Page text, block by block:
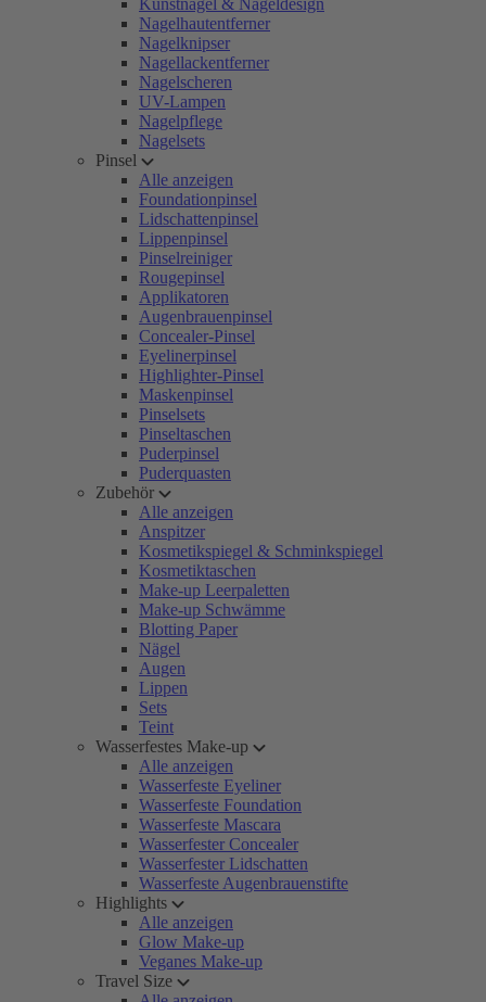
Kunstnägel & Nageldesign
Nagelhautentferner
Nagelknipser
Nagellackentferner
Nagelscheren
UV-Lampen
Nagelpflege
Nagelsets
Pinsel
Alle anzeigen
Foundationpinsel
Lidschattenpinsel
Lippenpinsel
Pinselreiniger
Rougepinsel
Applikatoren
Augenbrauenpinsel
Concealer-Pinsel
Eyelinerpinsel
Highlighter-Pinsel
Maskenpinsel
Pinselsets
Pinseltaschen
Puderpinsel
Puderquasten
Zubehör
Alle anzeigen
Anspitzer
Kosmetikspiegel & Schminkspiegel
Kosmetiktaschen
Make-up Leerpaletten
Make-up Schwämme
Blotting Paper
Nägel
Augen
Lippen
Sets
Teint
Wasserfestes Make-up
Alle anzeigen
Wasserfeste Eyeliner
Wasserfeste Foundation
Wasserfeste Mascara
Wasserfester Concealer
Wasserfester Lidschatten
Wasserfeste Augenbrauenstifte
Highlights
Alle anzeigen
Glow Make-up
Veganes Make-up
Travel Size